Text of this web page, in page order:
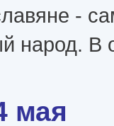
-
народ. В
мая